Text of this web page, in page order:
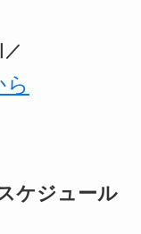
／
ケジュール